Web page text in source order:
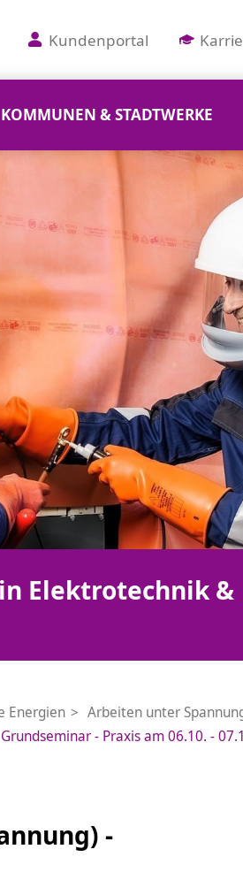
Kundenportal
KOMMUNEN & STADTWERKE
Elektrotechnik &
Energien Arbeiten unter
- Praxis am 06.10. -
-